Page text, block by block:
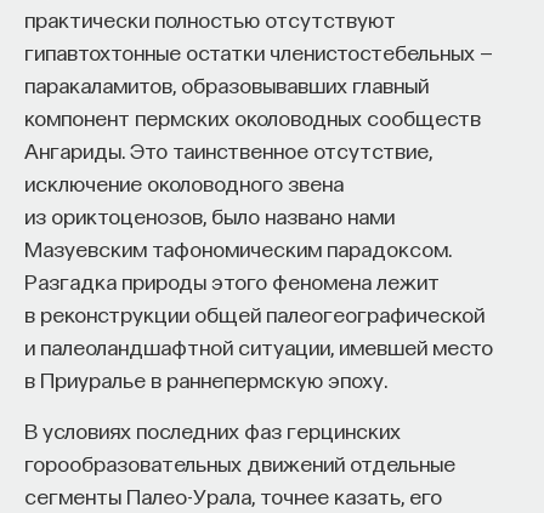
практически полностью отсутствуют
гипавтохтонные остатки членистостебельных —
паракаламитов, образовывавших главный
компонент пермских околоводных сообществ
Ангариды. Это таинственное отсутствие,
исключение околоводного звена
из ориктоценозов, было названо нами
Мазуевским тафономическим парадоксом.
Разгадка природы этого феномена лежит
в реконструкции общей палеогеографической
и палеоландшафтной ситуации, имевшей место
в Приуралье в раннепермскую эпоху.
В условиях последних фаз герцинских
горообразовательных движений отдельные
сегменты Палео-Урала, точнее казать, его